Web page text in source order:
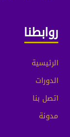
روابطنا
الرئيسية
الدورات
اتصل بنا
مدونة